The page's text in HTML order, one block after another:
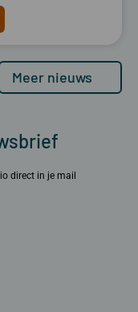
Meer nieuws
direct in je mail